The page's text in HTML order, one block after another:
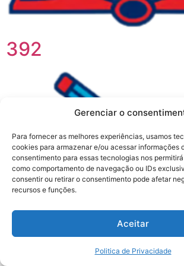
Gerenciar o
Para fornecer as melhores experiências, usamos
cookies para armazenar e/ou acessar informações
consentimento para essas tecnologias nos
como comportamento de navegação ou IDs
consentir ou retirar o consentimento pode afetar
recursos e funções.
Aceitar
Politica de Privacidade
392